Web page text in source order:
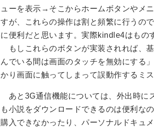
ューを表示→そこからホームボタンやメ
すが、これらの操作は割と頻繁に行うの
に便利だと思います。実際kindle4はもの
もしこれらのボタンが実装されれば、
んでいる間は画面のタッチを無効にする
かり画面に触ってしまって誤動作するミ
あと3G通信機能については、外出時に
も小説をダウンロードできるのは便利な
購入できなかったり、パーソナルドキュ